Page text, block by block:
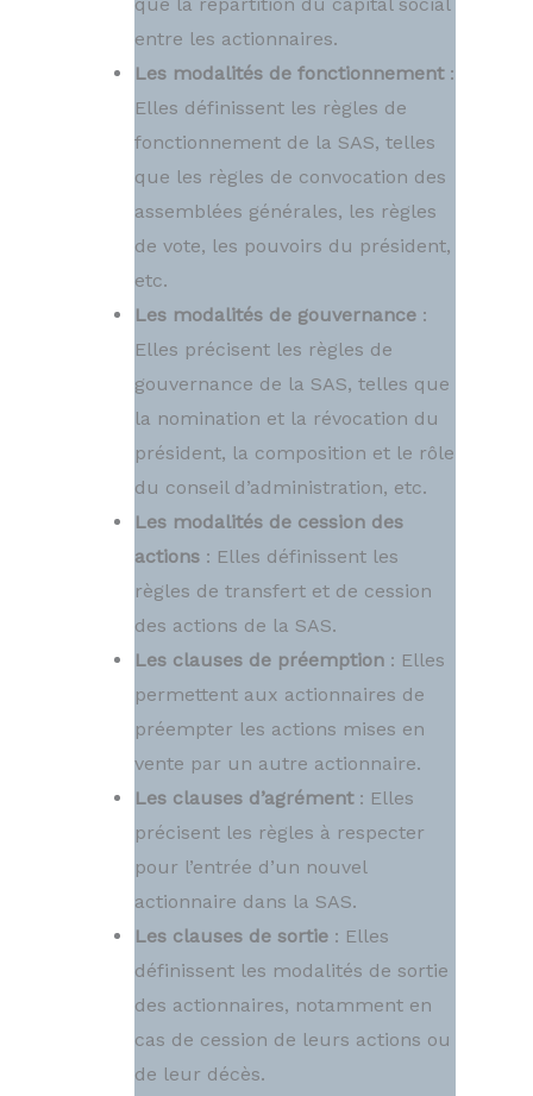
entre les actionnaires.
Les modalités de fonctionnement:
Elles définissent les règles de
fonctionnement de la SAS, telles
que les règles de convocation des
assemblées générales, les règles
de vote, les pouvoirs du président,
etc.
Les modalités de gouvernance :
Elles précisent les règles de
gouvernance de la SAS, telles que
la nomination et la révocation du
président, la composition et le rôle
du conseil d’administration, etc.
Les modalités de cession des
actions : Elles définissent les
règles de transfert et de cession
des actions de la SAS.
Les clauses de préemption : Elles
permettent aux actionnaires de
préempter les actions mises en
vente par un autre actionnaire.
Les clauses d’agrément : Elles
précisent les règles à respecter
pour l’entrée d’un nouvel
actionnaire dans la SAS.
Les clauses de sortie : Elles
définissent les modalités de sortie
des actionnaires, notamment en
cas de cession de leurs actions ou
de leur décès.